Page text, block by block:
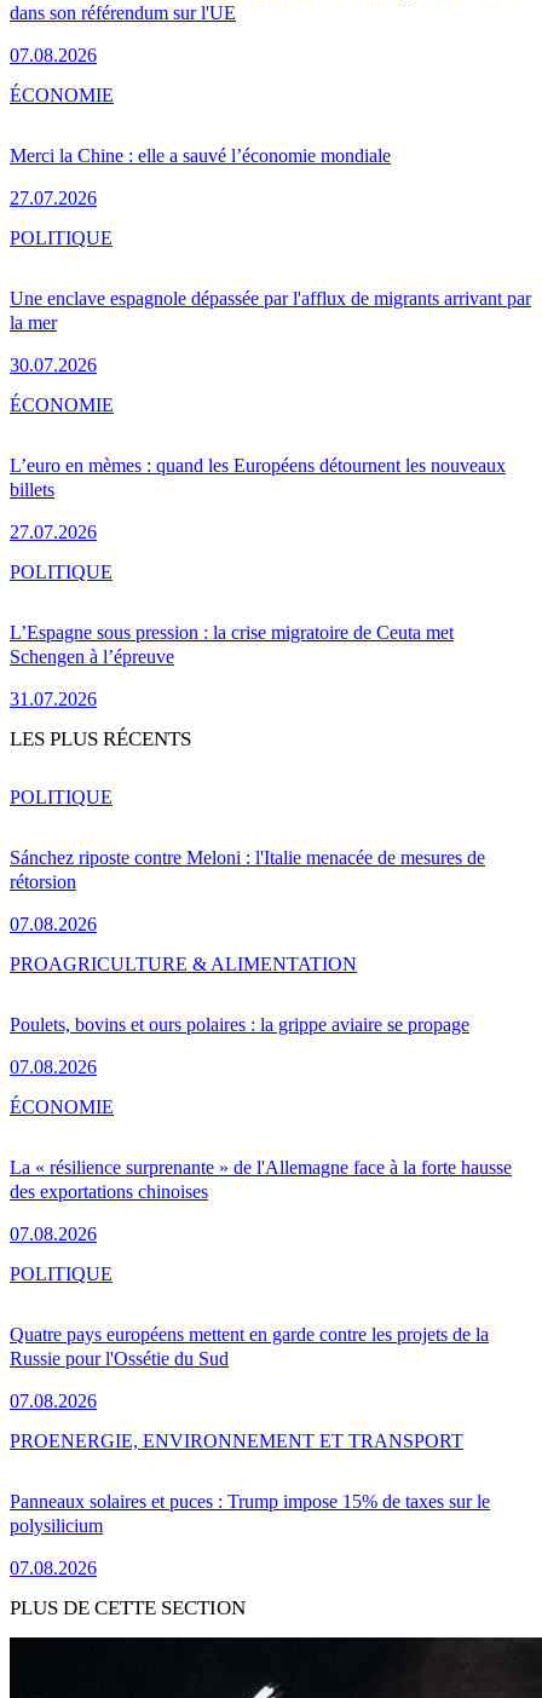
dans son référendum sur l'UE
07.08.2026
Merci la Chine : elle a sauvé l’économie mondiale
27.07.2026
ÉCONOMIE
Une enclave espagnole dépassée par l'afflux de migrants arrivant par
la mer
30.07.2026
POLITIQUE
L’euro en mèmes : quand les Européens détournent les nouveaux
billets
27.07.2026
ÉCONOMIE
L’Espagne sous pression : la crise migratoire de Ceuta met
Schengen à l’épreuve
31.07.2026
POLITIQUE
LES PLUS RÉCENTS
Sánchez riposte contre Meloni : l'Italie menacée de mesures de
rétorsion
07.08.2026
POLITIQUE
Poulets, bovins et ours polaires : la grippe aviaire se propage
07.08.2026
PROAGRICULTURE & ALIMENTATION
La « résilience surprenante » de l'Allemagne face à la forte hausse
des exportations chinoises
07.08.2026
ÉCONOMIE
Quatre pays européens mettent en garde contre les projets de la
Russie pour l'Ossétie du Sud
07.08.2026
POLITIQUE
Panneaux solaires et puces : Trump impose 15% de taxes sur le
polysilicium
07.08.2026
PROENERGIE, ENVIRONNEMENT ET TRANSPORT
PLUS DE CETTE SECTION